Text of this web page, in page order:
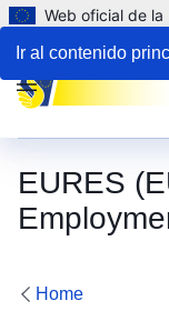
Ir al contenido
Web oficial de la
EURES
Menu
Home